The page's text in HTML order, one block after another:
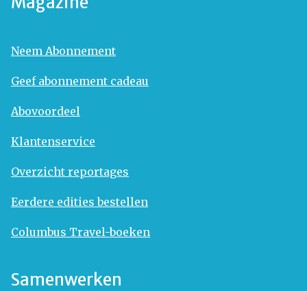
Neem Abonnement
Geef abonnement cadeau
Abovoordeel
Klantenservice
Overzicht reportages
Eerdere edities bestellen
Columbus Travel-boeken
Samenwerken